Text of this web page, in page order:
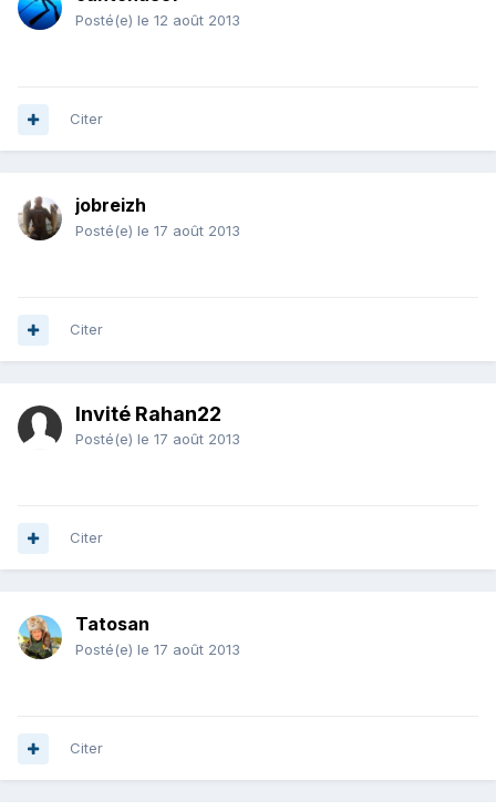
Posté(e) le 12 août 2013
Citer
jobreizh
Posté(e) le 17 août 2013
Citer
Invité Rahan22
Posté(e) le 17 août 2013
Citer
Tatosan
Posté(e) le 17 août 2013
Citer